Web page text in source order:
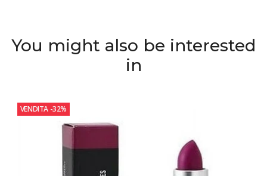
You might also be interested
in
VENDITA -32%